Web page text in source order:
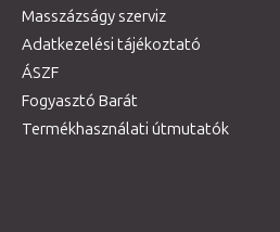
Masszázságy szerviz
Adatkezelési tájékoztató
ÁSZF
Fogyasztó Barát
Termékhasználati útmutatók